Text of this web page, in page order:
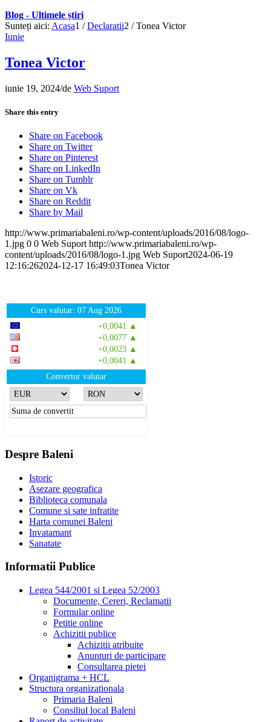
Blog - Ultimele știri
Sunteți aici: Acasa1 / Declaratii2 / Tonea Victor
Iunie
Tonea Victor
iunie 19, 2024/de Web Suport
Share this entry
Share on Facebook
Share on Twitter
Share on Pinterest
Share on LinkedIn
Share on Tumblr
Share on Vk
Share on Reddit
Share by Mail
http://www.primariabaleni.ro/wp-content/uploads/2016/08/logo-
1.jpg 0 0 Web Suport http://www.primariabaleni.ro/wp-
content/uploads/2016/08/logo-1.jpg Web Suport2024-06-19
12:16:262024-12-17 16:49:03Tonea Victor
Curs valutar: 07 Aug 2026
+0,0041 ▲
+0,0077 ▲
+0,0023 ▲
+0,0041 ▲
Convertor valutar
Despre Baleni
Istoric
Asezare geografica
Biblioteca comunala
Comune si sate infratite
Harta comunei Baleni
Invatamant
Sanatate
Informatii Publice
Legea 544/2001 si Legea 52/2003
Documente, Cereri, Reclamatii
Formular online
Petitie online
Achizitii publice
Achizitii atribuite
Anunturi de participare
Consultarea pietei
Organigrama + HCL
Structura organizationala
Primaria Baleni
Consiliul local Baleni